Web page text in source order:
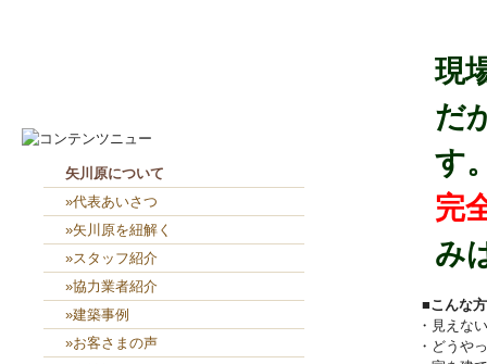
現
だ
す
完
み
■こんな
・見えな
・どうや
矢川原について
»代表あいさつ
»矢川原を紐解く
»スタッフ紹介
»協力業者紹介
»建築事例
»お客さまの声